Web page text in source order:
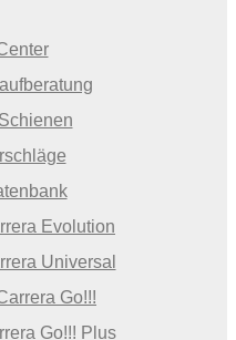
Evolution
Universal
Go!!!
Go!!! Plus